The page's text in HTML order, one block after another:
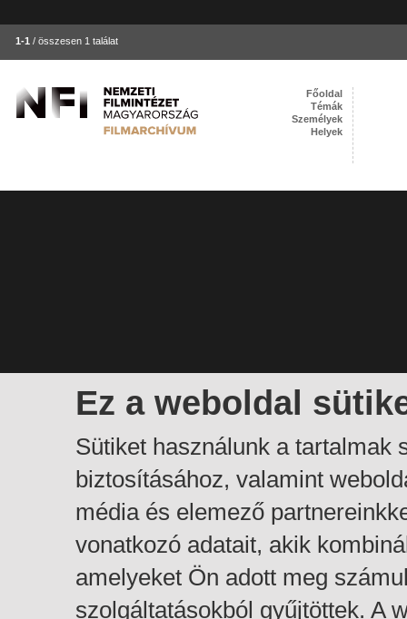
1-1 / összesen 1 találat
Ez a weboldal
Sütiket használunk a tartalmak
biztosításához, valamint
média és elemező
vonatkozó adatait, akik
amelyeket Ön adott meg
szolgáltatásokból gyűjtöttek. A
Főoldal
Témák
Személyek
Helyek